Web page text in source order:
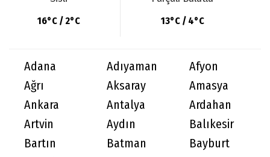
16°C / 2°C 13°C / 4°C
Adana Adıyaman
Afyon
Ağrı
Aksaray
Amasya
Ankara
Antalya
Ardahan
Artvin
Aydın
Balıkesir
Bartın
Batman
Bayburt